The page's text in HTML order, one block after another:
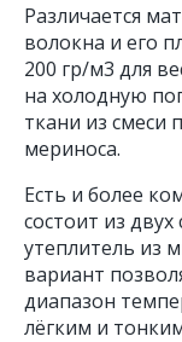
Различается
волокна и его
200 гр/м3 для
на холодную
ткани из смеси
мериноса.
Есть и более
состоит из
утеплитель из
вариант
диапазон
лёгким и